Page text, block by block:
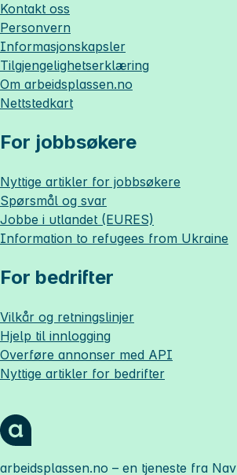
Kontakt oss
Personvern
Informasjonskapsler
Tilgjengelighetserklæring
Om arbeidsplassen.no
Nettstedkart
For jobbsøkere
Nyttige artikler for jobbsøkere
Spørsmål og svar
Jobbe i utlandet (EURES)
Information to refugees from Ukraine
For bedrifter
Vilkår og retningslinjer
Hjelp til innlogging
Overføre annonser med API
Nyttige artikler for bedrifter
arbeidsplassen.no – en tjeneste fra Nav